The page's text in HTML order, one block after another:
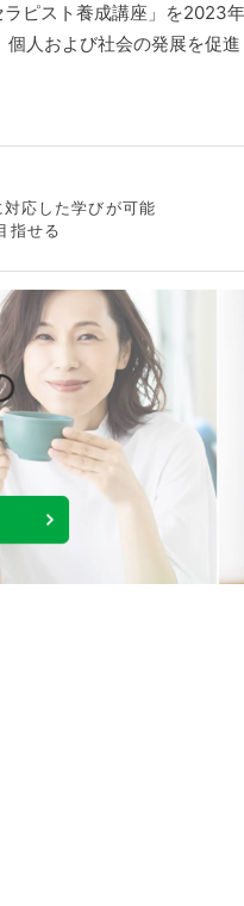
ピスト養成講座」を2023
人および社会の発展を促進
応した学びが可能
指せる